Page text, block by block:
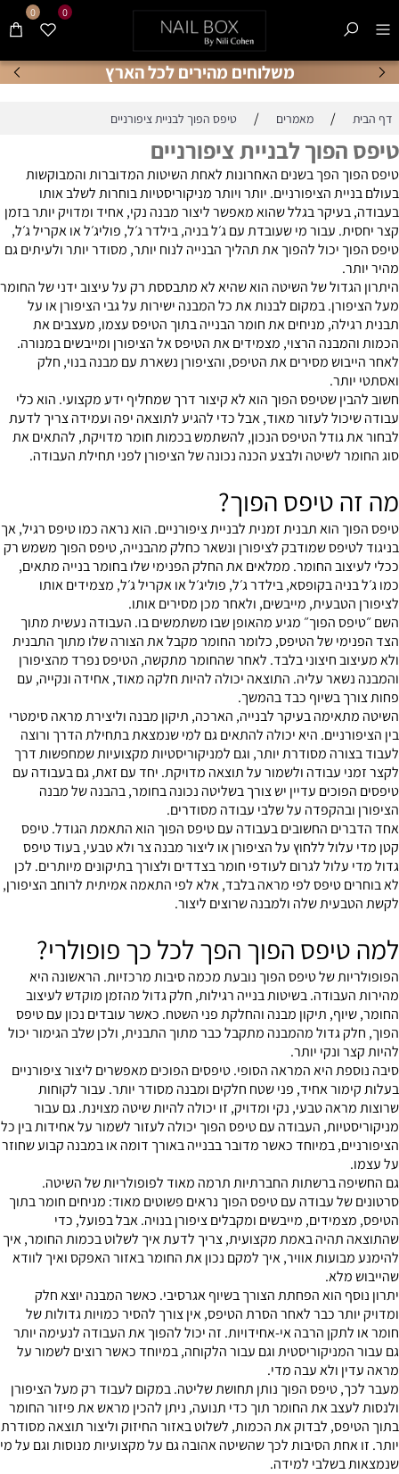
משלוחים מהירים לכל הארץ
0 0
דף הבית / מאמרים / טיפס הפוך לבניית ציפורניים
טיפס הפוך לבניית ציפורניים
טיפס הפוך הפך בשנים האחרונות לאחת השיטות המדוברות והמבוקשות
בעולם בניית הציפורניים. יותר ויותר מניקוריסטיות בוחרות לשלב אותו
בעבודה, בעיקר בגלל שהוא מאפשר ליצור מבנה נקי, אחיד ומדויק יותר בזמן
קצר יחסית. עבור מי שעובדת עם ג׳ל בניה, בילדר ג׳ל, פוליג׳ל או אקריל ג׳ל,
טיפס הפוך יכול להפוך את תהליך הבנייה לנוח יותר, מסודר יותר ולעיתים גם
מהיר יותר.
היתרון הגדול של השיטה הוא שהיא לא מתבססת רק על עיצוב ידני של החומר
מעל הציפורן. במקום לבנות את כל המבנה ישירות על גבי הציפורן או על
תבנית רגילה, מניחים את חומר הבנייה בתוך הטיפס עצמו, מעצבים את
הכמות והמבנה הרצוי, מצמידים את הטיפס אל הציפורן ומייבשים במנורה.
לאחר הייבוש מסירים את הטיפס, והציפורן נשארת עם מבנה בנוי, חלק
ואסתטי יותר.
חשוב להבין שטיפס הפוך הוא לא קיצור דרך שמחליף ידע מקצועי. הוא כלי
עבודה שיכול לעזור מאוד, אבל כדי להגיע לתוצאה יפה ועמידה צריך לדעת
לבחור את גודל הטיפס הנכון, להשתמש בכמות חומר מדויקת, להתאים את
סוג החומר לשיטה ולבצע הכנה נכונה של הציפורן לפני תחילת העבודה.
מה זה טיפס הפוך?
טיפס הפוך הוא תבנית זמנית לבניית ציפורניים. הוא נראה כמו טיפס רגיל, אך
בניגוד לטיפס שמודבק לציפורן ונשאר כחלק מהבנייה, טיפס הפוך משמש רק
ככלי לעיצוב החומר. ממלאים את החלק הפנימי שלו בחומר בנייה מתאים,
כמו ג׳ל בניה בקופסא, בילדר ג׳ל, פוליג׳ל או אקריל ג׳ל, מצמידים אותו
לציפורן הטבעית, מייבשים, ולאחר מכן מסירים אותו.
השם ״טיפס הפוך״ מגיע מהאופן שבו משתמשים בו. העבודה נעשית מתוך
הצד הפנימי של הטיפס, כלומר החומר מקבל את הצורה שלו מתוך התבנית
ולא מעיצוב חיצוני בלבד. לאחר שהחומר מתקשה, הטיפס נפרד מהציפורן
והמבנה נשאר עליה. התוצאה יכולה להיות חלקה מאוד, אחידה ונקייה, עם
פחות צורך בשיוף כבד בהמשך.
השיטה מתאימה בעיקר לבנייה, הארכה, תיקון מבנה וליצירת מראה סימטרי
בין הציפורניים. היא יכולה להתאים גם למי שנמצאת בתחילת הדרך ורוצה
לעבוד בצורה מסודרת יותר, וגם למניקוריסטיות מקצועיות שמחפשות דרך
לקצר זמני עבודה ולשמור על תוצאה מדויקת. יחד עם זאת, גם בעבודה עם
טיפסים הפוכים עדיין יש צורך בשליטה נכונה בחומר, בהבנה של מבנה
הציפורן ובהקפדה על שלבי עבודה מסודרים.
אחד הדברים החשובים בעבודה עם טיפס הפוך הוא התאמת הגודל. טיפס
קטן מדי עלול ללחוץ על הציפורן או ליצור מבנה צר ולא טבעי, בעוד טיפס
גדול מדי עלול לגרום לעודפי חומר בצדדים ולצורך בתיקונים מיותרים. לכן
לא בוחרים טיפס לפי מראה בלבד, אלא לפי התאמה אמיתית לרוחב הציפורן,
לקשת הטבעית שלה ולמבנה שרוצים ליצור.
למה טיפס הפוך הפך לכל כך פופולרי?
הפופולריות של טיפס הפוך נובעת מכמה סיבות מרכזיות. הראשונה היא
מהירות העבודה. בשיטות בנייה רגילות, חלק גדול מהזמן מוקדש לעיצוב
החומר, שיוף, תיקון מבנה והחלקת פני השטח. כאשר עובדים נכון עם טיפס
הפוך, חלק גדול מהמבנה מתקבל כבר מתוך התבנית, ולכן שלב הגימור יכול
להיות קצר ונקי יותר.
סיבה נוספת היא המראה הסופי. טיפסים הפוכים מאפשרים ליצור ציפורניים
בעלות קימור אחיד, פני שטח חלקים ומבנה מסודר יותר. עבור לקוחות
שרוצות מראה טבעי, נקי ומדויק, זו יכולה להיות שיטה מצוינת. גם עבור
מניקוריסטיות, העבודה עם טיפס הפוך יכולה לעזור לשמור על אחידות בין כל
הציפורניים, במיוחד כאשר מדובר בבנייה באורך דומה או במבנה קבוע שחוזר
על עצמו.
גם החשיפה ברשתות החברתיות תרמה מאוד לפופולריות של השיטה.
סרטונים של עבודה עם טיפס הפוך נראים פשוטים מאוד: מניחים חומר בתוך
הטיפס, מצמידים, מייבשים ומקבלים ציפורן בנויה. אבל בפועל, כדי
שהתוצאה תהיה באמת מקצועית, צריך לדעת איך לשלוט בכמות החומר, איך
להימנע מבועות אוויר, איך למקם נכון את החומר באזור האפקס ואיך לוודא
שהייבוש מלא.
יתרון נוסף הוא הפחתת הצורך בשיוף אגרסיבי. כאשר המבנה יוצא חלק
ומדויק יותר כבר לאחר הסרת הטיפס, אין צורך להסיר כמויות גדולות של
חומר או לתקן הרבה אי-אחידויות. זה יכול להפוך את העבודה לנעימה יותר
גם עבור המניקוריסטית וגם עבור הלקוחה, במיוחד כאשר רוצים לשמור על
מראה עדין ולא עבה מדי.
מעבר לכך, טיפס הפוך נותן תחושת שליטה. במקום לעבוד רק מעל הציפורן
ולנסות לעצב את החומר תוך כדי תנועה, ניתן להכין מראש את פיזור החומר
בתוך הטיפס, לבדוק את הכמות, לשלוט באזור החיזוק וליצור תוצאה מסודרת
יותר. זו אחת הסיבות לכך שהשיטה אהובה גם על מקצועיות מנוסות וגם על מי
שנמצאות בשלבי למידה.